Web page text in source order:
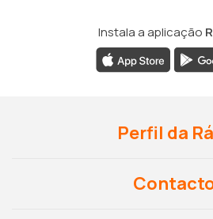
Instala a aplicação
Perfil da